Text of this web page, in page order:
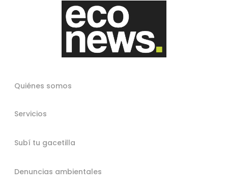
Quiénes somos
Servicios
Subí tu gacetilla
Denuncias ambientales